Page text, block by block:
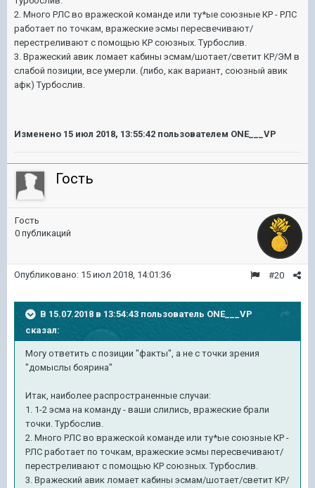
2. Много РЛС во вражеской команде или ту*ые союзные КР - РЛС
работает по точкам, вражеские эсмы пересвечивают/
перестреливают с помощью КР союзных. Турбослив.
3. Вражеский авик ломает кабины эсмам/шотает/светит КР/ЭМ в
слабой позиции, все умерли. (либо, как вариант, союзный авик
афк) Турбослив.
Изменено 15 июл 2018, 13:55:42 пользователем ONE___VP
Гость
Гость
0 публикаций
#20
Опубликовано: 15 июл 2018, 14:01:36
В 15.07.2018 в 13:54:43 пользователь ONE___VP
сказал:
Могу ответить с позиции "факты", а не с точки зрения
"домыслы боярина"
Итак, наиболее распространенные случаи:
1. 1-2 эсма на команду - ваши слились, вражеские брали
точки. Турбослив.
2. Много РЛС во вражеской команде или ту*ые союзные КР -
РЛС работает по точкам, вражеские эсмы пересвечивают/
перестреливают с помощью КР союзных. Турбослив.
3. Вражеский авик ломает кабины эсмам/шотает/светит КР/